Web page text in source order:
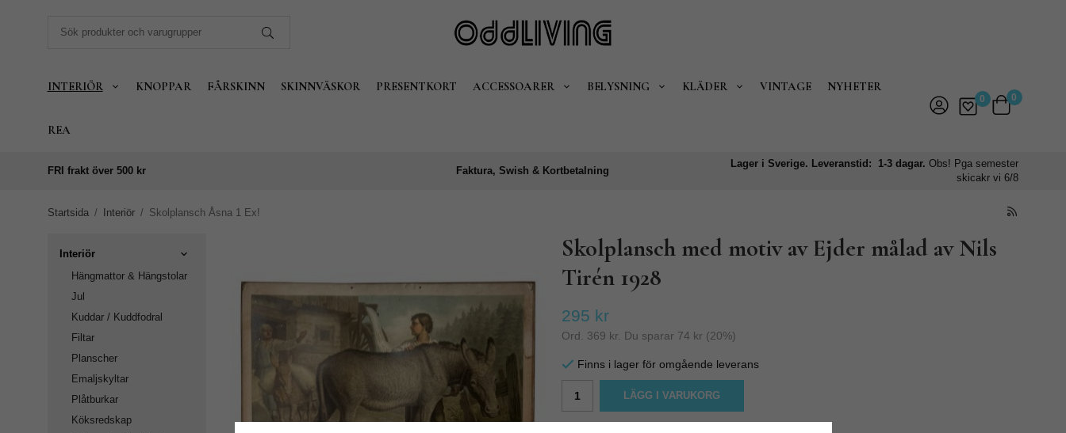
INTERIÖR KNOPPAR FÅRSKINN SKINNVÄSKOR PRESENTKORT ACCESSOARER BELYSNING KLÄDER VINTAGE NYHETER
REA
0 0
FRI frakt över 500 kr Faktura, Swish & Kortbetalning
Lager i Sverige. Leveranstid: 1-3 dagar.Obs! Pga semester
skicakr vi 6/8
Startsida / Interiör / Skolplansch Åsna 1 Ex!
Interiör
Hängmattor & Hängstolar
Jul
Kuddar / Kuddfodral
Filtar
Planscher
Emaljskyltar
Plåtburkar
Köksredskap
Skolplansch med motiv av Ejder målad av Nils
Tirén 1928
295 kr
Ord. 369 kr. Du sparar 74 kr (20%)
Finns i lager för omgående leverans
LÄGG I VARUKORG